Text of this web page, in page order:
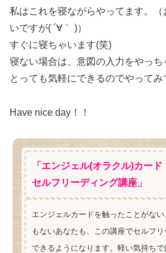
私はこれを寝ながらやってます。
いですが( ´∀｀ )）
すぐに寝ちゃいます(笑)
寝ない場合は、意図の入力をやっち
とっても気軽にできるのでやってみ
Have nice day！！
「エンジェル(オラクル)カード
セルフリーディング講座」
エンジェルカードを触ったことがない
もないあなたも、この講座でセルフ
できるようになります。軽い気持ちで